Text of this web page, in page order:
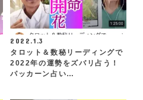
2022.1.3
タロット＆数秘リーディングで
2022年の運勢をズバリ占う！
パッカーン占い…